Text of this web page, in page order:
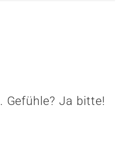
Gefühle? Ja bitte!